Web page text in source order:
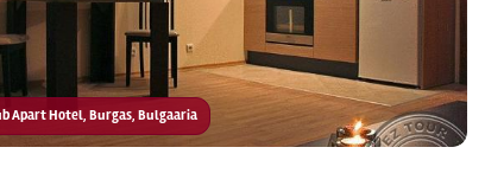
Apart Hotel, Burgas, Bulgaaria